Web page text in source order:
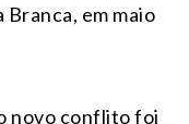
Branca, em maio
novo conflito foi